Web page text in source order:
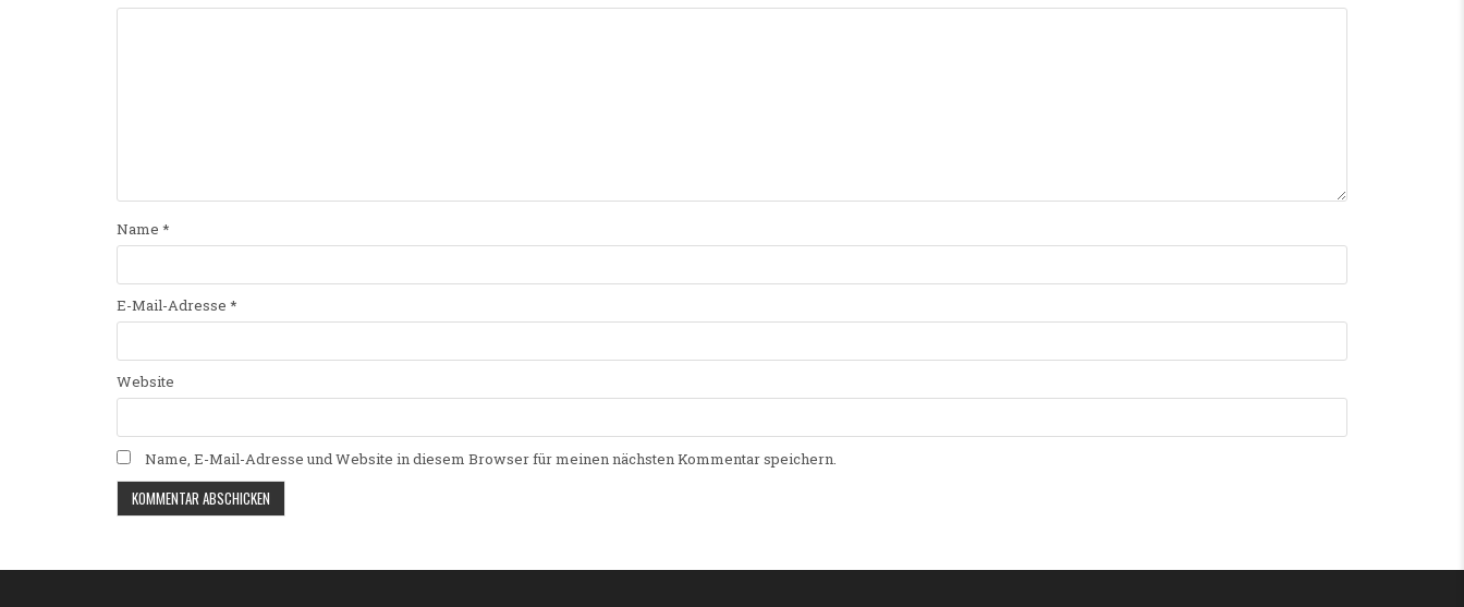
Name *
E-Mail-Adresse *
Website
Name, E-Mail-Adresse und Website in diesem Browser für meinen nächsten Kommentar speichern.